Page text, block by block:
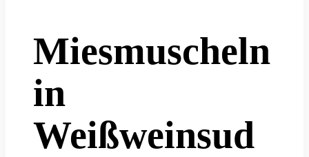
Miesmuscheln
in
Weißweinsud